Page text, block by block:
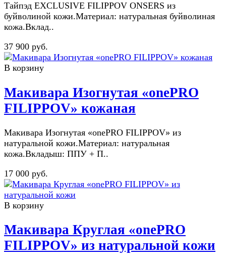
Тайпэд EXCLUSIVE FILIPPOV ONSERS из
буйволиной кожи.Материал: натуральная буйволиная
кожа.Вклад..
37 900 руб.
В корзину
Макивара Изогнутая «onePRO
FILIPPOV» кожаная
Макивара Изогнутая «onePRO FILIPPOV» из
натуральной кожи.Материал: натуральная
кожа.Вкладыш: ППУ + П..
17 000 руб.
В корзину
Макивара Круглая «onePRO
FILIPPOV» из натуральной кожи